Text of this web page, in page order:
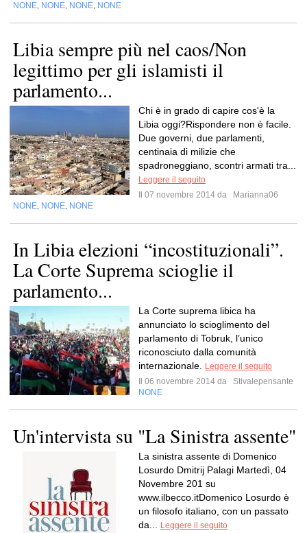
NONE NONE NONE NONE
Libia sempre più nel caos/Non
legittimo per gli islamisti il
parlamento...
Chi è in grado di capire cos'è la
Libia oggi?Rispondere non è facile.
Due governi, due parlamenti,
centinaia di milizie che
spadroneggiano, scontri armati tra...
Leggere il seguito
Il 07 novembre 2014 da
Marianna06
NONE NONE NONE
In Libia elezioni “incostituzionali”.
La Corte Suprema scioglie il
parlamento...
La Corte suprema libica ha
annunciato lo scioglimento del
parlamento di Tobruk, l’unico
riconosciuto dalla comunità
internazionale.
Leggere il seguito
Il 06 novembre 2014 da
Stivalepensante
NONE
Un'intervista su "La Sinistra assente"
La sinistra assente di Domenico
Losurdo Dmitrij Palagi Martedì, 04
Novembre 201 su
www.ilbecco.itDomenico Losurdo è
un filosofo italiano, con un passato
da...
Leggere il seguito